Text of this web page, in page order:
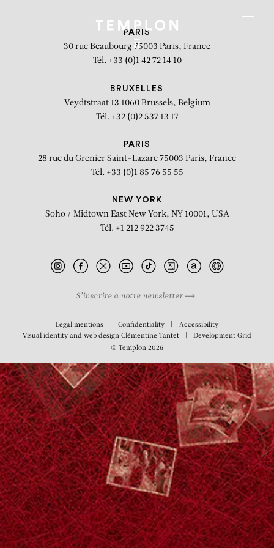
PARIS
30 rue Beaubourg 75003 Paris, France
Tél. +33 (0)1 42 72 14 10
BRUXELLES
Veydtstraat 13 1060 Brussels, Belgium
Tél. +32 (0)2 537 13 17
PARIS
28 rue du Grenier Saint-Lazare 75003 Paris, France
Tél. +33 (0)1 85 76 55 55
NEW YORK
Soho / Midtown East New York, NY 10001, USA
Tél. +1 212 922 3745
S’inscrire à notre newsletter
Legal mentions Confidentiality
Accessibility
Visual identity and web design Clémentine Tantet DevelopmentGrid
© Templon 2026